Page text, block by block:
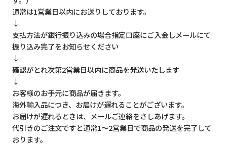
通常は1営業日以内にお送りしております。
↓
支払方法が銀行振り込みの場合指定口座にご入金しメールにて
振り込み完了をお知らせください
↓
確認がとれ次第2営業日以内に商品を発送いたします
↓
お客様のお手元に商品が届きます。
海外輸入品につき、お届けが遅れることがございます。
お届けが遅れるときは、メールご連絡をさしあげます。
代引きのご注文ですと通常1～2営業日で商品の発送を完了して
おります。